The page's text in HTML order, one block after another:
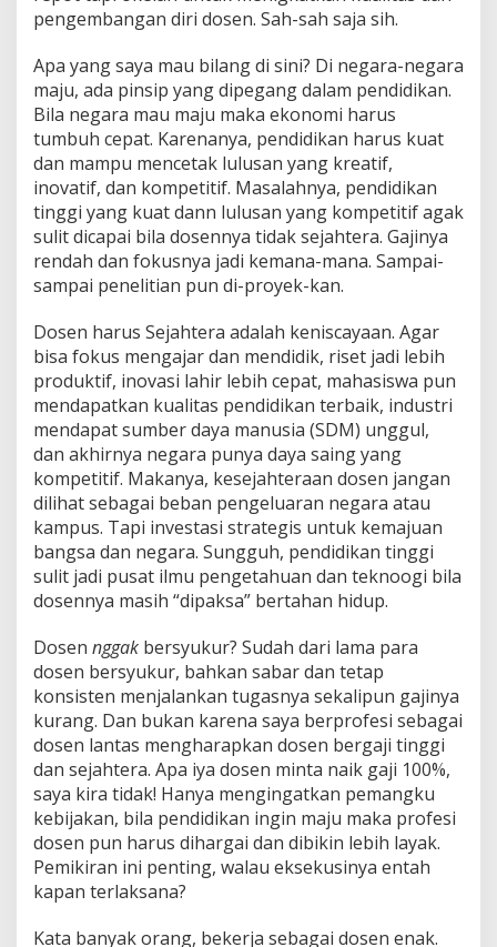
pengembangan diri dosen. Sah-sah saja sih.
Apa yang saya mau bilang di sini? Di negara-negara
maju, ada pinsip yang dipegang dalam pendidikan.
Bila negara mau maju maka ekonomi harus
tumbuh cepat. Karenanya, pendidikan harus kuat
dan mampu mencetak lulusan yang kreatif,
inovatif, dan kompetitif. Masalahnya, pendidikan
tinggi yang kuat dann lulusan yang kompetitif agak
sulit dicapai bila dosennya tidak sejahtera. Gajinya
rendah dan fokusnya jadi kemana-mana. Sampai-
sampai penelitian pun di-proyek-kan.
Dosen harus Sejahtera adalah keniscayaan. Agar
bisa fokus mengajar dan mendidik, riset jadi lebih
produktif, inovasi lahir lebih cepat, mahasiswa pun
mendapatkan kualitas pendidikan terbaik, industri
mendapat sumber daya manusia (SDM) unggul,
dan akhirnya negara punya daya saing yang
kompetitif. Makanya, kesejahteraan dosen jangan
dilihat sebagai beban pengeluaran negara atau
kampus. Tapi investasi strategis untuk kemajuan
bangsa dan negara. Sungguh, pendidikan tinggi
sulit jadi pusat ilmu pengetahuan dan teknoogi bila
dosennya masih “dipaksa” bertahan hidup.
Dosen nggak bersyukur? Sudah dari lama para
dosen bersyukur, bahkan sabar dan tetap
konsisten menjalankan tugasnya sekalipun gajinya
kurang. Dan bukan karena saya berprofesi sebagai
dosen lantas mengharapkan dosen bergaji tinggi
dan sejahtera. Apa iya dosen minta naik gaji 100%,
saya kira tidak! Hanya mengingatkan pemangku
kebijakan, bila pendidikan ingin maju maka profesi
dosen pun harus dihargai dan dibikin lebih layak.
Pemikiran ini penting, walau eksekusinya entah
kapan terlaksana?
Kata banyak orang, bekerja sebagai dosen enak.